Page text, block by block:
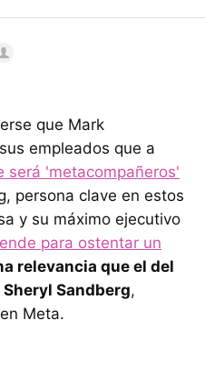
que Mark
empleados que a
será 'metacompañeros'
persona clave en estos
y su máximo ejecutivo
para ostentar un
relevancia que el del
Sandberg,
Meta.